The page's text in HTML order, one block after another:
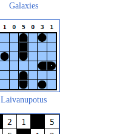
Galaxies
Laivanupotus